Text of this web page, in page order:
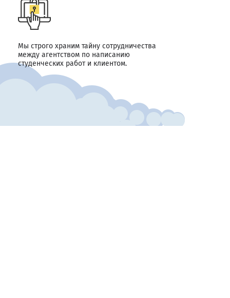
Мы строго храним тайну сотрудничества
между агентством по написанию
студенческих работ и клиентом.